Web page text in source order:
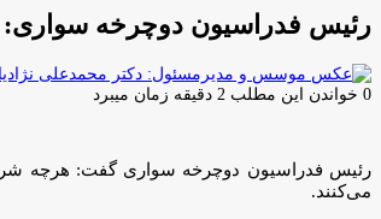
رئیس فدراسیون دوچرخه
0 خواندن این مطلب 2 دقیقه زمان میبرد
رئیس فدراسیون دوچرخه سواری گفت: هرچه
می‌کنند.